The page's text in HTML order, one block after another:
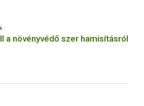
a növényvédő szer hamisításról